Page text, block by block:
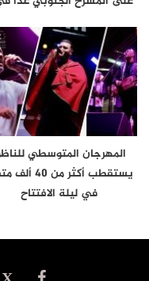
المهرجان المتوسطي
يستقطب أكثر من
في ليلة الافتتاح